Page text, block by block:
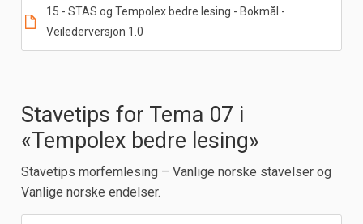
15 - STAS og Tempolex bedre lesing - Bokmål -
Veilederversjon 1.0
Stavetips for Tema 07 i
«Tempolex bedre lesing»
Stavetips morfemlesing – Vanlige norske stavelser og
Vanlige norske endelser.